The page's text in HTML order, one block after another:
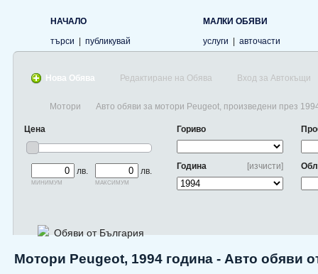
НАЧАЛО
търси
публикувай
МАЛКИ ОБЯВИ
услуги
авточасти
Нова Обява Редактиране на Обява Вход за Автокъщи
Мотори Авто обяви за мотори Peugeot, произведени през
Цена
лв.
минимум
лв.
максимум
Гориво
[изчисти]
Година
Обяви от България
Мотори Peugeot, 1994 година - Авто обяви